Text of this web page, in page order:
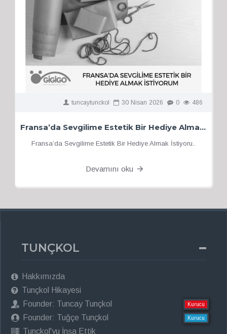
tuncaytunckol 30 Nisan 2026 0 486
Fransa’da Sevgilime Estetik Bir Hediye Almak İstiyorum
Fransa’da Sevgilime Estetik Bir Hediye Almak İstiyoru..
Devamını oku
TUNÇKOL
Hakkımızda
Tunçkol Hikayesi
Founder: Tuncay Tunçkol
Kurucu
Founder: Tuğçe Tunçkol Kurucu
Tunçkol'yu İnşa Ettik